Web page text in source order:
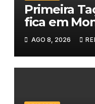
Primeira
fica em
AGO 8, 2026